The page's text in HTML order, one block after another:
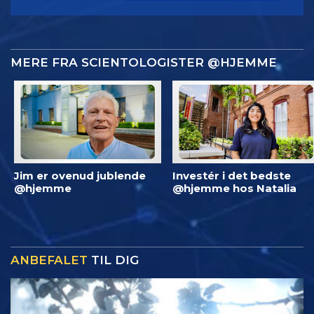
MERE FRA SCIENTOLOGISTER @HJEMME
Jim er ovenud jublende
@hjemme
Investér i det bedste
@hjemme hos Natalia
ANBEFALET TIL DIG